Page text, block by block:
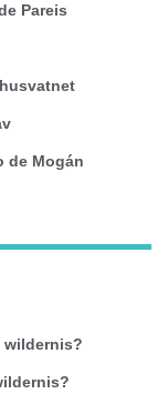
Pareis
de Mogán
wildernis?